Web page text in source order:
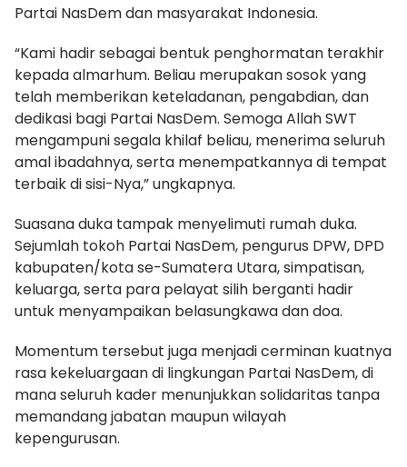
Partai NasDem dan masyarakat Indonesia.
“Kami hadir sebagai bentuk penghormatan terakhir
kepada almarhum. Beliau merupakan sosok yang
telah memberikan keteladanan, pengabdian, dan
dedikasi bagi Partai NasDem. Semoga Allah SWT
mengampuni segala khilaf beliau, menerima seluruh
amal ibadahnya, serta menempatkannya di tempat
terbaik di sisi-Nya,” ungkapnya.
Suasana duka tampak menyelimuti rumah duka.
Sejumlah tokoh Partai NasDem, pengurus DPW, DPD
kabupaten/kota se-Sumatera Utara, simpatisan,
keluarga, serta para pelayat silih berganti hadir
untuk menyampaikan belasungkawa dan doa.
Momentum tersebut juga menjadi cerminan kuatnya
rasa kekeluargaan di lingkungan Partai NasDem, di
mana seluruh kader menunjukkan solidaritas tanpa
memandang jabatan maupun wilayah
kepengurusan.